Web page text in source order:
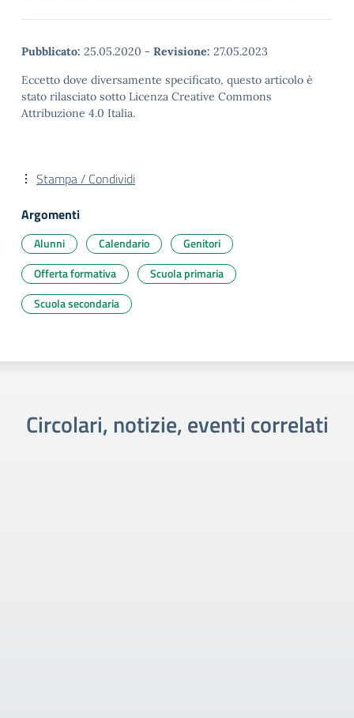
Pubblicato: 25.05.2020 - Revisione: 27.05.2023
Eccetto dove diversamente specificato, questo articolo è
stato rilasciato sotto Licenza Creative Commons
Attribuzione 4.0 Italia.
Stampa / Condividi
Argomenti
Alunni Calendario
Genitori
Offerta formativa
Scuola primaria
Scuola secondaria
Circolari, notizie, eventi correlati